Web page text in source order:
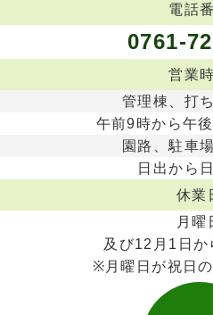
電話
0761-
営業
管理棟、打
午前9時から午
園路、駐車
日出から
休業
月曜
及び12月1日か
※月曜日が祝日